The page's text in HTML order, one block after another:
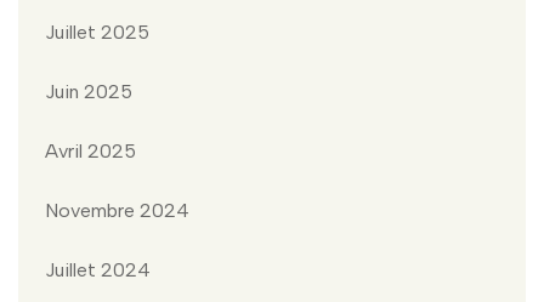
Juillet 2025
Juin 2025
Avril 2025
Novembre 2024
Juillet 2024